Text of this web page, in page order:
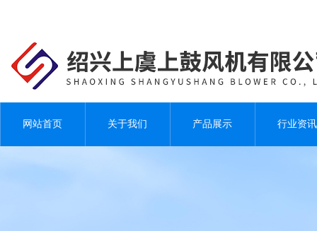
网站首页 关于我们 产品展示 行业资讯